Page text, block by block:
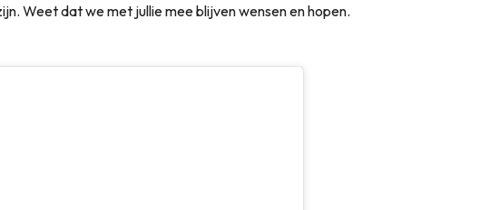
Weet dat we met jullie mee blijven wensen en hopen.